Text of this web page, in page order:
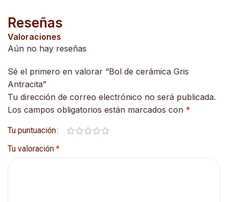
Reseñas
Valoraciones
Aún no hay reseñas
Sé el primero en valorar “Bol de cerámica Gris
Antracita”
Tu dirección de correo electrónico no será publicada.
Los campos obligatorios están marcados con *
Tu puntuación
Tu valoración *